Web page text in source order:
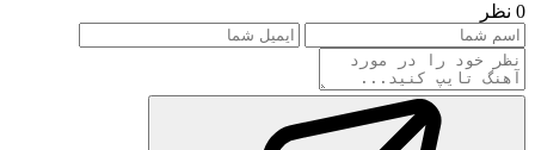
0 نظر